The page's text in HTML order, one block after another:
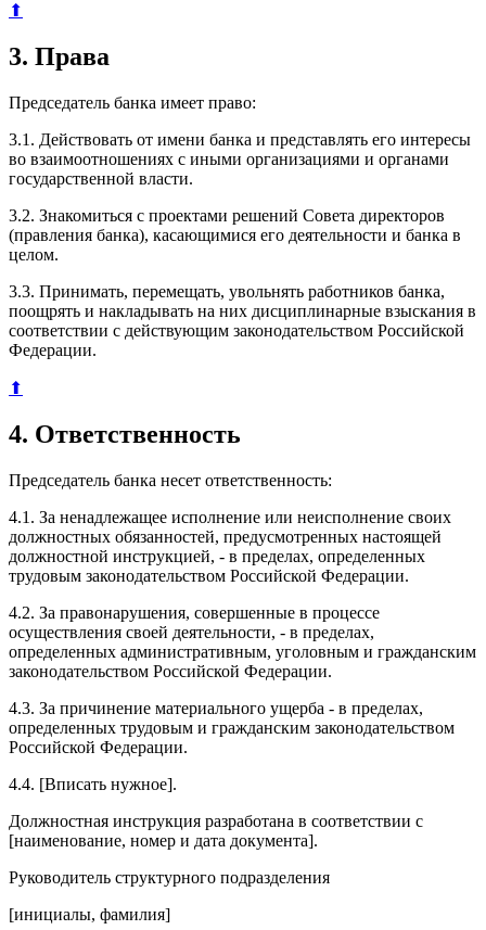
⬆
3. Права
Председатель банка имеет право:
3.1. Действовать от имени банка и представлять его интересы
во взаимоотношениях с иными организациями и органами
государственной власти.
3.2. Знакомиться с проектами решений Совета директоров
(правления банка), касающимися его деятельности и банка в
целом.
3.3. Принимать, перемещать, увольнять работников банка,
поощрять и накладывать на них дисциплинарные взыскания в
соответствии с действующим законодательством Российской
Федерации.
⬆
4. Ответственность
Председатель банка несет ответственность:
4.1. За ненадлежащее исполнение или неисполнение своих
должностных обязанностей, предусмотренных настоящей
должностной инструкцией, - в пределах, определенных
трудовым законодательством Российской Федерации.
4.2. За правонарушения, совершенные в процессе
осуществления своей деятельности, - в пределах,
определенных административным, уголовным и гражданским
законодательством Российской Федерации.
4.3. За причинение материального ущерба - в пределах,
определенных трудовым и гражданским законодательством
Российской Федерации.
4.4. [Вписать нужное].
Должностная инструкция разработана в соответствии с
[наименование, номер и дата документа].
Руководитель структурного подразделения
[инициалы, фамилия]